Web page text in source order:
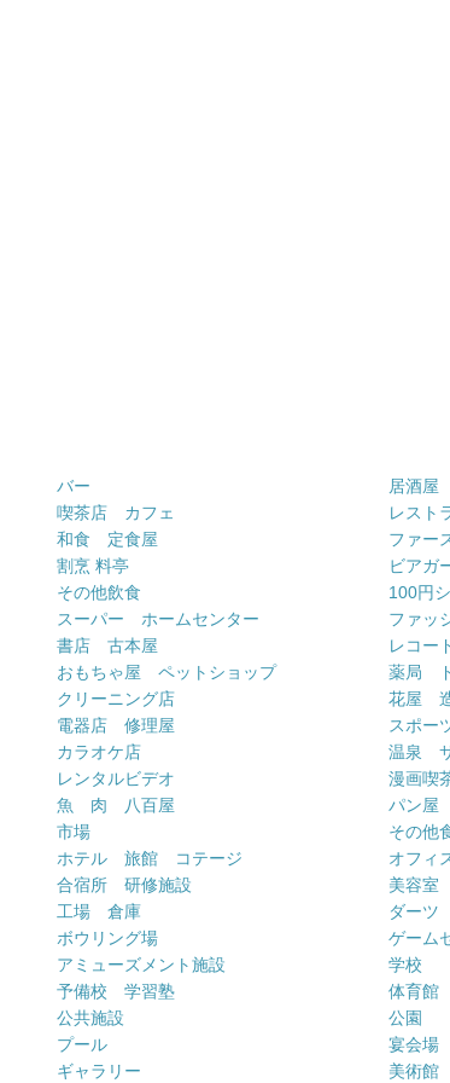
バー
居酒屋
喫茶店 カフェ
レスト
和食 定食屋
ファー
割烹 料亭
ビアガ
その他飲食
100円
スーパー ホームセンター
ファッ
書店 古本屋
レコー
おもちゃ屋 ペットショップ
薬局
クリーニング店
花屋
電器店 修理屋
スポー
カラオケ店
温泉
レンタルビデオ
漫画喫
魚 肉 八百屋
パン屋
市場
その他
ホテル 旅館 コテージ
オフィ
合宿所 研修施設
美容室
工場 倉庫
ダーツ
ボウリング場
ゲーム
アミューズメント施設
学校
予備校 学習塾
体育館
公共施設
公園
プール
宴会場
ギャラリー 美術館